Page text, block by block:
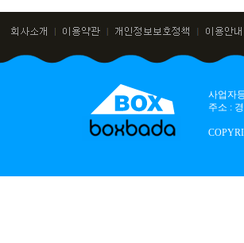
사업자
주소 :